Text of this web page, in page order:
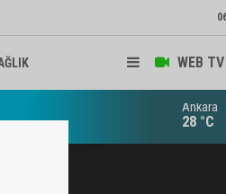
WEB TV
ve Arabulucu Rüstem Yiğit
Ankara
28 °C